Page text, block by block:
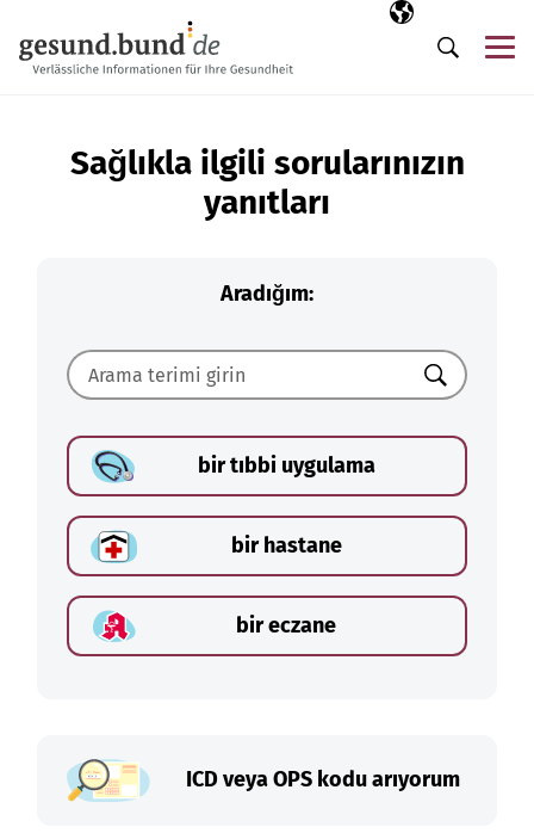
Seçili dil
TR
Arama
Sağlıkla ilgili sorularınızın
yanıtları
Aradığım:
Ara
bir tıbbi uygulama
bir hastane
bir eczane
ICD veya OPS kodu arıyorum